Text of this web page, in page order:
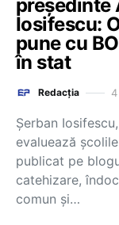
președinte
Iosifescu:
pune cu
în stat
Redacția
Șerban
evaluează
publicat pe
catehizare,
comun și…